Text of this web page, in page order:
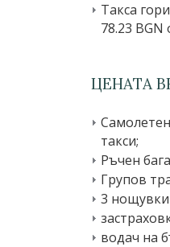
Такса
78.23 BGN
ЦЕНАТА
такси;
Ръчен
Групов
3 нощувки
водач на